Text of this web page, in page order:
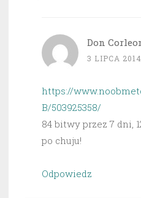
Don
3 LIPCA
https://
B/503925358/
84 bitwy przez 7 dni,
po chuju!
Odpowiedz